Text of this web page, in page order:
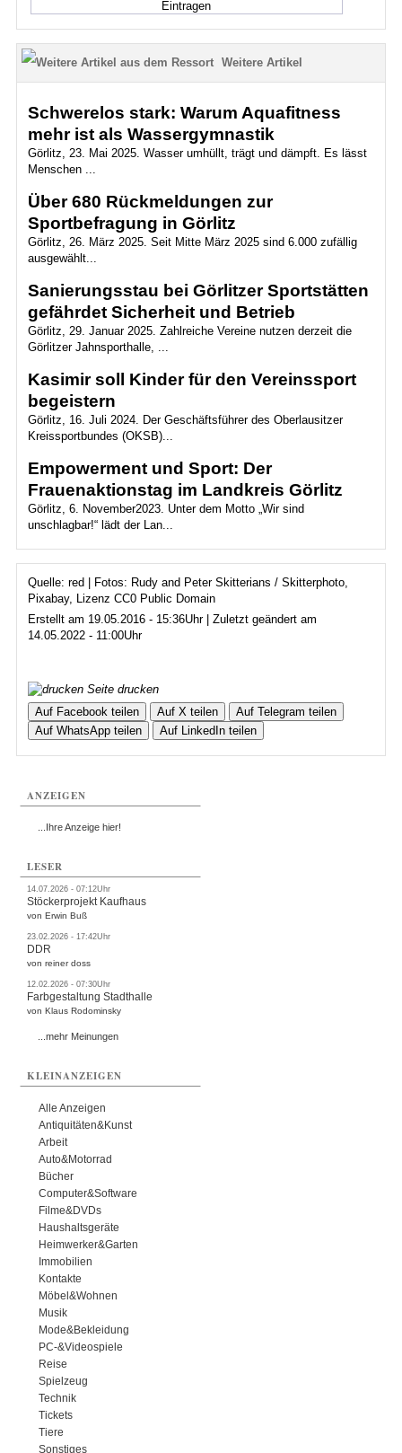
Weitere Artikel
Schwerelos stark: Warum Aquafitness
mehr ist als Wassergymnastik
Görlitz, 23. Mai 2025. Wasser umhüllt, trägt und dämpft. Es lässt
Menschen ...
Über 680 Rückmeldungen zur
Sportbefragung in Görlitz
Görlitz, 26. März 2025. Seit Mitte März 2025 sind 6.000 zufällig
ausgewählt...
Sanierungsstau bei Görlitzer Sportstätten
gefährdet Sicherheit und Betrieb
Görlitz, 29. Januar 2025. Zahlreiche Vereine nutzen derzeit die
Görlitzer Jahnsporthalle, ...
Kasimir soll Kinder für den Vereinssport
begeistern
Görlitz, 16. Juli 2024. Der Geschäftsführer des Oberlausitzer
Kreissportbundes (OKSB)...
Empowerment und Sport: Der
Frauenaktionstag im Landkreis Görlitz
Görlitz, 6. November2023. Unter dem Motto „Wir sind
unschlagbar!“ lädt der Lan...
Quelle: red | Fotos: Rudy and Peter Skitterians / Skitterphoto,
Pixabay, Lizenz CC0 Public Domain
Erstellt am 19.05.2016 - 15:36Uhr | Zuletzt geändert am
14.05.2022 - 11:00Uhr
Seite drucken
Auf Facebook teilen
Auf X teilen
Auf Telegram teilen
Auf WhatsApp teilen
Auf LinkedIn teilen
ANZEIGEN
...Ihre Anzeige hier!
LESER
14.07.2026 - 07:12Uhr
Stöckerprojekt Kaufhaus
von Erwin Buß
23.02.2026 - 17:42Uhr
DDR
von reiner doss
12.02.2026 - 07:30Uhr
Farbgestaltung Stadthalle
von Klaus Rodominsky
...mehr Meinungen
KLEINANZEIGEN
Alle Anzeigen
Antiquitäten&Kunst
Arbeit
Auto&Motorrad
Bücher
Computer&Software
Filme&DVDs
Haushaltsgeräte
Heimwerker&Garten
Immobilien
Kontakte
Möbel&Wohnen
Musik
Mode&Bekleidung
PC-&Videospiele
Reise
Spielzeug
Technik
Tickets
Tiere
Sonstiges